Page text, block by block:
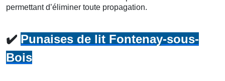
permettant d’éliminer toute propagation.
✔️ Punaises de lit Fontenay-sous-
Bois